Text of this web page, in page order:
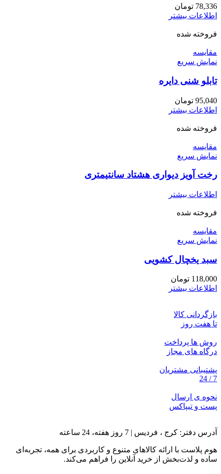
78,336 تومان
اطلاعات بیشتر
فروخته شده
مقايسه
نمایش سریع
تابلو شنی دایره
95,040 تومان
اطلاعات بیشتر
فروخته شده
مقايسه
نمایش سریع
رخت آویز دیواری هشتاد سانتیمتری
اطلاعات بیشتر
فروخته شده
مقايسه
نمایش سریع
سبد یخچال کشویی
118,000 تومان
اطلاعات بیشتر
بازگردانی کالا
تا هفت روز
روش ها پرداخت
درگاه های مجاز
پشتیبانی مشتریان
7 / 24
نحوه ی ارسال
پست و تیپاکس
آدرس دفتر: کرج ، فردیس | 7 روز هفته، 24 ساعته
هوم پلاست با ارائه کالاهای متنوع و کاربردی برای همه، تجربه‌ای
ساده و لذت‌بخش از خرید آنلاین را فراهم می‌کند.